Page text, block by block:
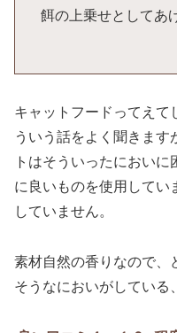
餌の上乗せとしてあ
キャットフードってえて
ういう話をよく聞きます
トはそういったにおい
に良いものを使用してい
していません。
素材自然の香りなので、
そうなにおいがしている